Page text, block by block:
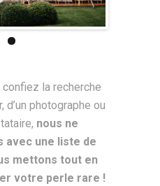
la recherche
d’un photographe ou
nous ne
avec une liste de
mettons tout en
votre perle rare !